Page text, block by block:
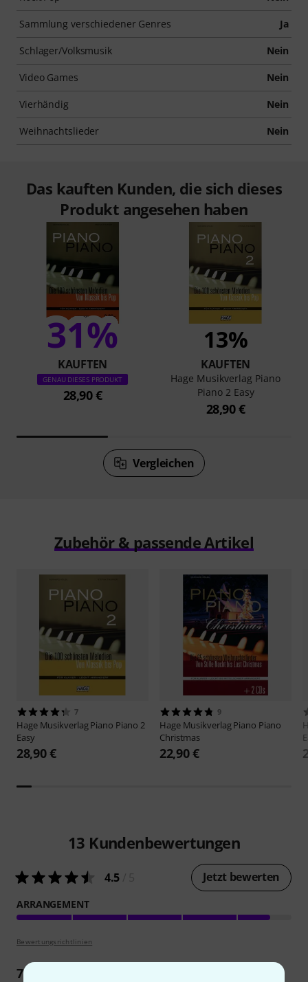
Sammlung verschiedener Genres Ja
Schlager/Volksmusik Nein
Video Games Nein
Vierhändig Nein
Weihnachtslieder Nein
Das kauften Kunden, die sich dieses
Produkt angesehen haben
31%
KAUFTEN
GENAU DIESES PRODUKT
28,90 €
13%
KAUFTEN
Hage Musikverlag Piano
Piano 2 Easy
28,90 €
Vergleichen
Zubehör & passende Artikel
7
Hage MusikverlagPiano Piano 2
Easy
28,90 €
9
Hage MusikverlagPiano Piano
Christmas
22,90 €
13 Kundenbewertungen
4.5 Jetzt bewerten
ARRANGEMENT
Bewertungsrichtlinien
7Rezensionen